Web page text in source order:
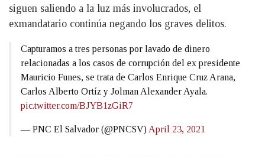
siguen saliendo a la luz más involucrados, el
exmandatario continúa negando los graves delitos.
Capturamos a tres personas por lavado de dinero
relacionadas a los casos de corrupción del ex presidente
Mauricio Funes, se trata de Carlos Enrique Cruz Arana,
Carlos Alberto Ortíz y Jolman Alexander Ayala.
pic.twitter.com/BJYB1zGiR7
— PNC El Salvador (@PNCSV) April 23, 2021